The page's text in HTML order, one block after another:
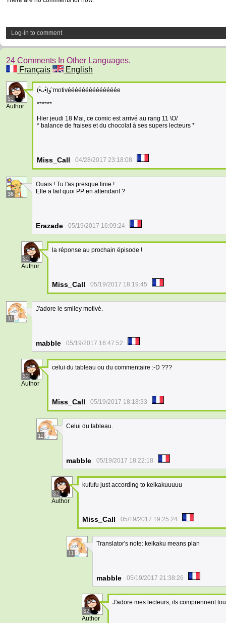
Log-in to comment
24 Comments In Other Languages.
Français
English
32
Author
(•̀ᴗ•́)و ̑motivéééééééééééééée
******
Hier jeudi 18 Mai, ce comic est arrivé au rang 11 \O/
* balance de fraises et du chocolat à ses supers lecteurs *
Miss_Call 04/28/2017 23:18:08
36
Ouais ! Tu l'as presque finie !
Elle a fait quoi PP en attendant ?
Erazade 05/19/2017 16:09:24
32
Author
la réponse au prochain épisode !
Miss_Call 05/19/2017 18:19:45
11
J'adore le smiley motivé.
mabble 05/19/2017 16:47:52
32
Author
celui du tableau ou du commentaire :-D ???
Miss_Call 05/19/2017 18:18:33
11
Celui du tableau.
mabble 05/19/2017 18:22:18
32
Author
kufufu just according to keikakuuuuu
Miss_Call 05/19/2017 19:25:24
11
Translator's note: keikaku means plan
mabble 05/19/2017 21:38:26
32
Author
J'adore mes lecteurs, ils comprennent